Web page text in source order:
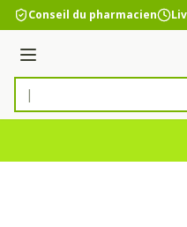
Aller au contenu
Conseil du pharmacien
Menu
Rechercher